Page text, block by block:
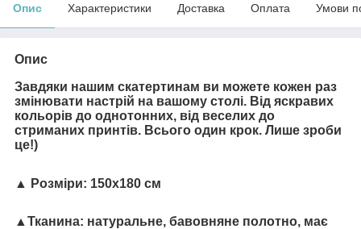
Опис Характеристики Доставка Оплата Умови
Опис
Завдяки нашим скатертинам ви можете кожен раз
змінювати настрій на вашому столі. Від яскравих
кольорів до однотонних, від веселих до
стриманих принтів. Всього один крок. Лише зроби
це!)
▲ Розміри: 150х180 см
▲ Тканина: натуральне, бавовняне полотно, має